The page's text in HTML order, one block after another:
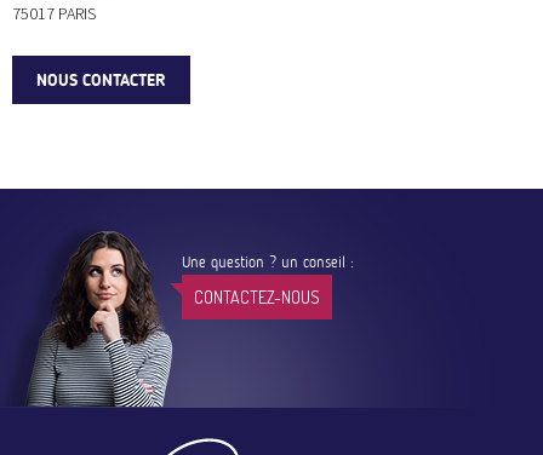
75017 PARIS
NOUS CONTACTER
Une question ? un conseil :
CONTACTEZ-NOUS